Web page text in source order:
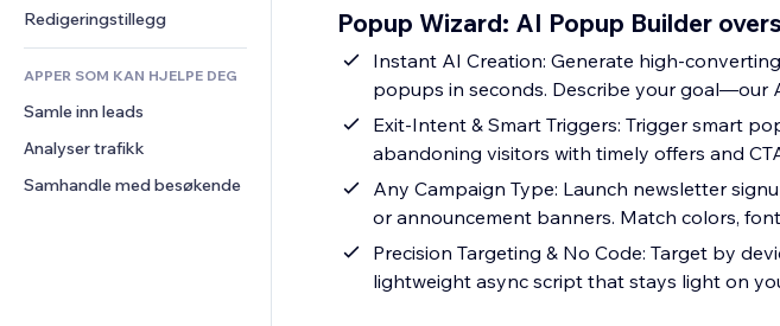
Mat og drikke
Kalkulatorer
Søk
Vær
Diagrammer og tabeller
Samfunn
Anmeldelser og
Redigeringstillegg
APPER SOM KAN HJELPE DEG
Samle inn leads
Analyser trafikk
Samhandle med besøkende
Popup Wizard: AI Popup Builder
Instant AI Creation: Generate high-
popups in seconds. Describe your goal—our
Exit-Intent & Smart Triggers: Trigger smart
abandoning visitors with timely offers and
Any Campaign Type: Launch newsletter
or announcement banners. Match colors,
Precision Targeting & No Code: Target by
lightweight async script that stays light on